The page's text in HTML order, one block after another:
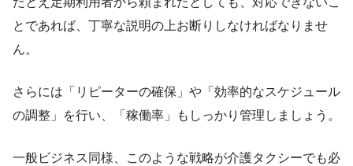
とであれば、丁寧な説明の上お断りしなければなりませ
ん。
さらには「リピーターの確保」や「効率的なスケジュール
の調整」を行い、「稼働率」もしっかり管理しましょう。
一般ビジネス同様、このような戦略が介護タクシーでも必